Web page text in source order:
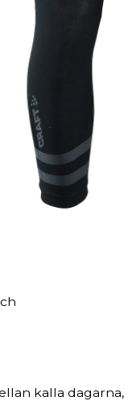
kalla dagarna,